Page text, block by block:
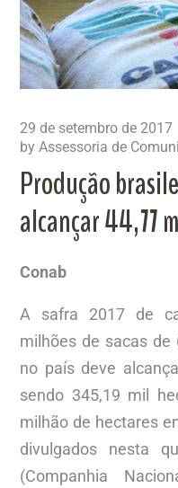
29 de setembro de 2017
byAssessoria de
Produção
alcançar 44,77
Conab
A safra 2017 de
milhões de sacas
no país deve
sendo 345,19 mil
milhão de hectares
divulgados nesta
(Companhia